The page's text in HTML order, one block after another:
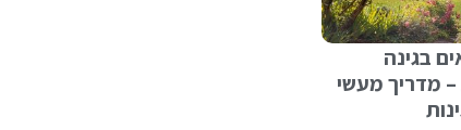
בגינה
– מדריך מעשי